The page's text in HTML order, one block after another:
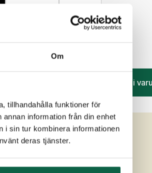
Om
tillhandahålla funktioner för
information från din enhet
i sin tur kombinera informationen
deras tjänster.
kr
Lägg i